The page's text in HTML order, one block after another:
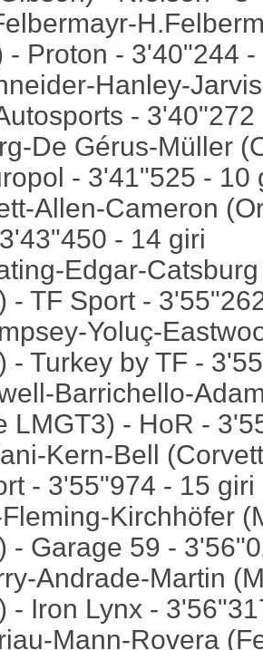
- Proton - 3'40"244
Hanley-
- 3'40"272
De Gérus-Müller
- 3'41"525 - 10
Allen-Cameron
- 14 giri
Edgar-
- TF Sport -
Yoluç-
- Turkey by TF -
Barrichello-
LMGT3) - HoR -
Kern-Bell
- 3'55"974 - 15 giri
Kirchhöfer
- Garage 59 -
Andrade-Martin
- Iron Lynx -
Mann-Rovera